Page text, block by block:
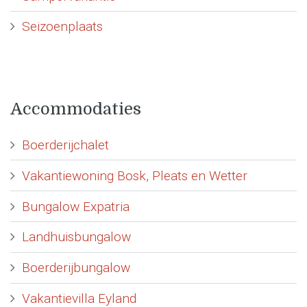
Seizoenplaats
Accommodaties
Boerderijchalet
Vakantiewoning Bosk, Pleats en Wetter
Bungalow Expatria
Landhuisbungalow
Boerderijbungalow
Vakantievilla Eyland